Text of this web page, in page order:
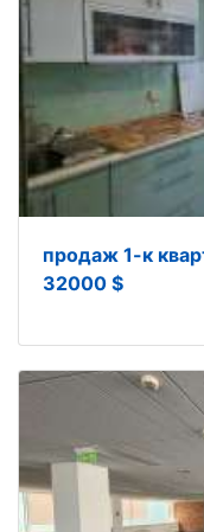
продаж 1-к
32000 $